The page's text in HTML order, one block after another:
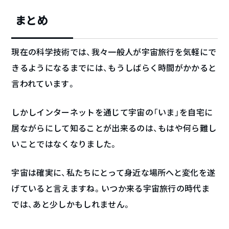
まとめ
現在の科学技術では、我々一般人が宇宙旅行を気軽にで
きるようになるまでには、もうしばらく時間がかかると
言われています。
しかしインターネットを通じて宇宙の「いま」を自宅に
居ながらにして知ることが出来るのは、もはや何ら難し
いことではなくなりました。
宇宙は確実に、私たちにとって身近な場所へと変化を遂
げていると言えますね。いつか来る宇宙旅行の時代ま
では、あと少しかもしれません。